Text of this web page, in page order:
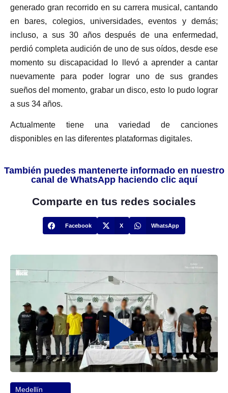
generado gran recorrido en su carrera musical, cantando
en bares, colegios, universidades, eventos y demás;
incluso, a sus 30 años después de una enfermedad,
perdió completa audición de uno de sus oídos, desde ese
momento su discapacidad lo llevó a aprender a cantar
nuevamente para poder lograr uno de sus grandes
sueños del momento, grabar un disco, esto lo pudo lograr
a sus 34 años.
Actualmente tiene una variedad de canciones
disponibles en las diferentes plataformas digitales.
También puedes mantenerte informado en nuestro
canal de WhatsApp haciendo clic aquí
Comparte en tus redes sociales
Facebook X WhatsApp
Medellín